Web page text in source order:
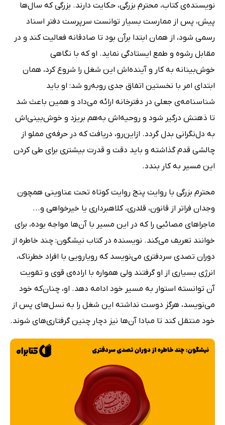
نویسنده‌ی کتاب، محترم بزرگی، حکایت دارند. بزرگی که سال‌ها
پیش، پس از ممارست بسیار توانست سرپرست دفتر اسناد
رسمی شود، از همان ابتدا برآن بود تا صادقانه فعالیت کند و در
مقابل رشوه و طمع ایستادگی نماید. او که با نگاهی
خوش‌بینانه به کار و آینده‌اش این شغل را شروع کرد، همان
ابتدای امر با نخستین اتفاق جدی روبه‌رو شد: او باید
شناسنامه‌ی جعلی در دفترخانه ارائه می‌داد و همین باعث شد
تا ذهنش درگیر شود و روحیه‌اش به‌هم بریزد و خوش‌بینی‌اش
به دل‌نگرانی بدل گردد. ازاین‌رو، دریافت که در حرفه‌ی مملو از
چالشی قدم گذاشته و باید دقت و قدرت بیشتری برای طی کردن
این مسیر به کار بندد.
محترم بزرگی با روایت پنج روایت کوتاه تحت عناوینی همچون
وجدان فراتر از قانون، قلدری، کلاهبرداری یا خیرخواهی و...
ماجراهای مصائبی را که در این مسیر با آن‌ها مواجه بوده، برای
خوانند تعریف می‌کند. نویسنده در کتاب نیشگون: چند خاطره از
دوران تصدی سردفتری می‌نویسد که رویارویی با افراد خطرناک،
انرژی بسیاری از او گرفتند ولی همواره با اراده‌ی قوی و تقویت
آن توانسته استوار به مسیر خود ادامه دهد. او، چنان‌که خود
می‌نویسد، هرگز دوست نداشته این شغل را به نسل‌های پس از
خود منتقل کند تا مبادا آن‌ها نیز دچار چنین گرفتاری‌های شوند.